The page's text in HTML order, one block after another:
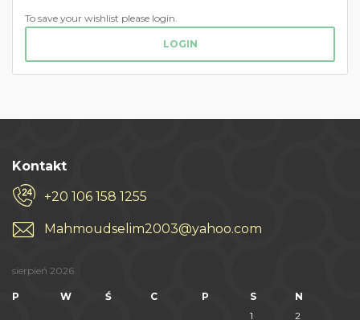
To save your wishlist please login.
LOGIN
Kontakt
+20 106 158 1255
Mahmoudselim2003@yahoo.com
sierpień 2026
P W Ś C P S
N
1
2